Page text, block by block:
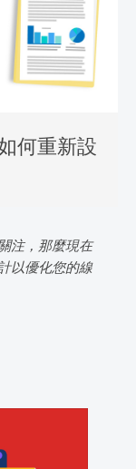
何重新設
注，那麼現在
以優化您的線